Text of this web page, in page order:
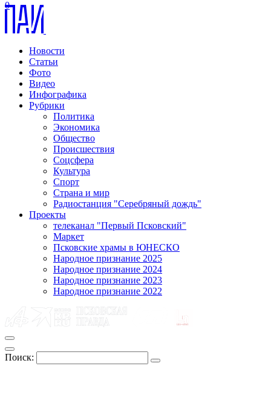
Новости
Статьи
Фото
Видео
Инфографика
Рубрики
Политика
Экономика
Общество
Происшествия
Соцсфера
Культура
Спорт
Страна и мир
Радиостанция "Серебряный дождь"
Проекты
телеканал "Первый Псковский"
Маркет
Псковские храмы в ЮНЕСКО
Народное признание 2025
Народное признание 2024
Народное признание 2023
Народное признание 2022
Поиск:
0